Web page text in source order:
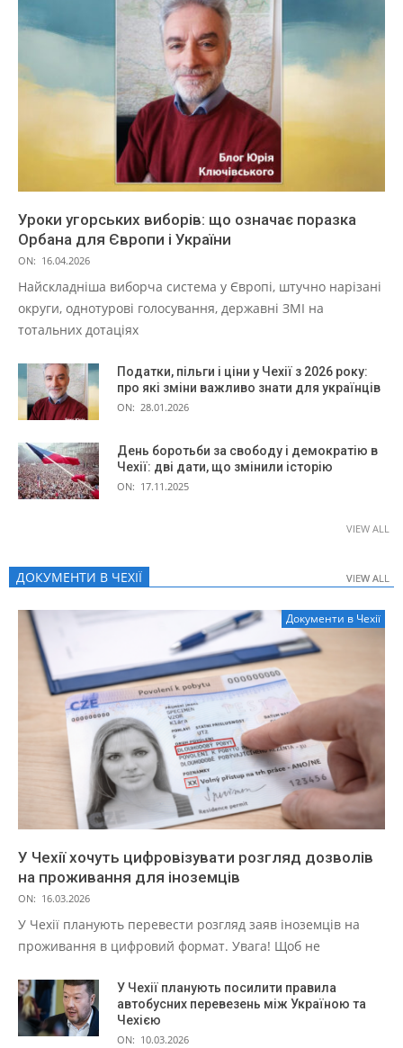
Уроки угорських виборів: що означає поразка
Орбана для Європи і України
ON: 16.04.2026
Найскладніша виборча система у Європі, штучно нарізані
округи, однотурові голосування, державні ЗМІ на
тотальних дотаціях
Податки, пільги і ціни у Чехії з 2026 року:
про які зміни важливо знати для українців
ON: 28.01.2026
День боротьби за свободу і демократію в
Чехії: дві дати, що змінили історію
ON: 17.11.2025
VIEW ALL
ДОКУМЕНТИ В ЧЕХІЇ VIEW ALL
Документи в Чехії
У Чехії хочуть цифровізувати розгляд дозволів
на проживання для іноземців
ON: 16.03.2026
У Чехії планують перевести розгляд заяв іноземців на
проживання в цифровий формат. Увага! Щоб не
У Чехії планують посилити правила
автобусних перевезень між Україною та
Чехією
ON: 10.03.2026
VIEW ALL